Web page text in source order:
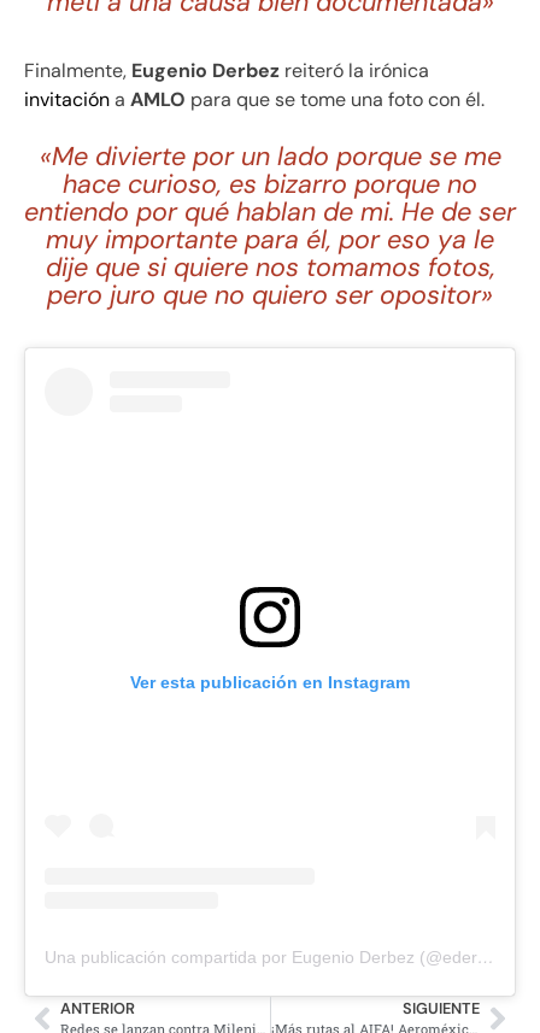
Finalmente, Eugenio Derbez reiteró la irónica
invitacióna AMLO para que se tome una foto con él.
«Me divierte por un lado porque se me
hace curioso, es bizarro porque no
entiendo por qué hablan de mi. He de ser
muy importante para él, por eso ya le
dije que si quiere nos tomamos fotos,
pero juro que no quiero ser opositor»
Ver esta publicación en Instagram
Una publicación compartida por Eugenio Derbez (@ederbez)
ANTERIOR
Redes se lanzan contra Milenio por fotografía donde aparece una pistola apuntando a AMLO
SIGUIENTE
¡Más rutas al AIFA! Aeroméxico anuncia aumento de vuelos desde la nueva terminal aérea